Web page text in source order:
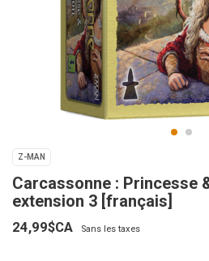
Z-MAN
Carcassonne : Princesse
extension 3 [français]
24,99$CA Sans les taxes